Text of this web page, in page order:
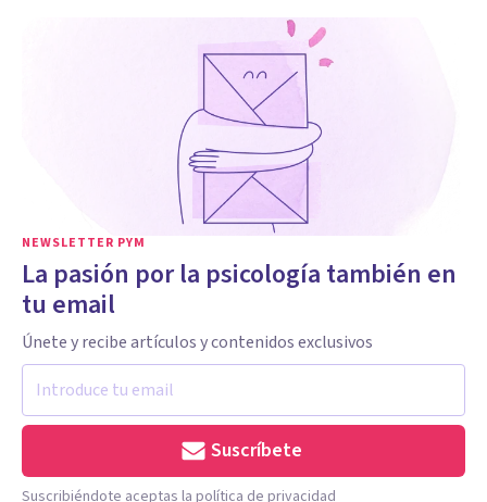
NEWSLETTER PYM
La pasión por la psicología también en
tu email
Únete y recibe artículos y contenidos exclusivos
Suscríbete
Suscribiéndote aceptas la política de privacidad